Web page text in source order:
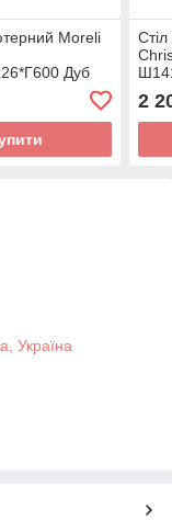
Moreli
Дуб
2
Україна